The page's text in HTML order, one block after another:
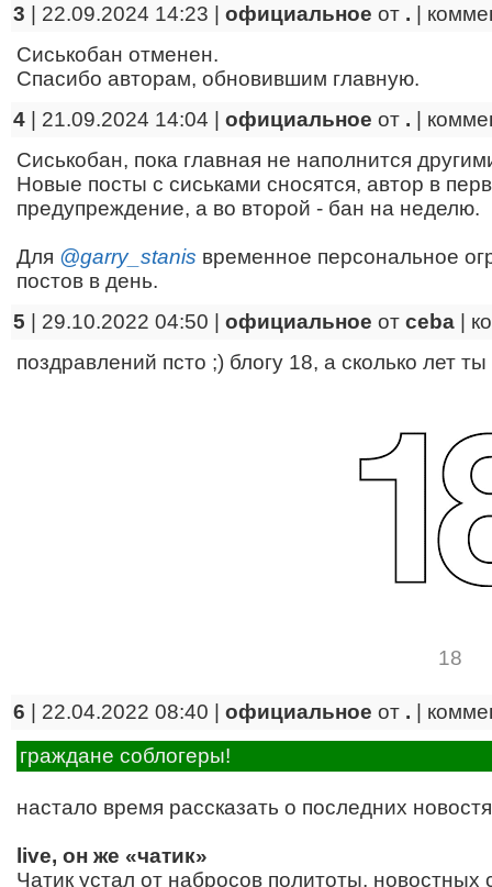
3 | 22.09.2024 14:23 | официальное от .
Сиськобан отменен.
Спасибо авторам, обновившим главную.
4 | 21.09.2024 14:04 | официальное от .
Сиськобан, пока главная не наполнится
Новые посты с сиськами сносятся, автор в
предупреждение, а во второй - бан на неделю.
Для @garry_stanis временное персональное
постов в день.
5 | 29.10.2022 04:50 | официальное от ceba
поздравлений псто ;) блогу 18, а сколько лет ты
18
6 | 22.04.2022 08:40 | официальное от .
граждане соблогеры!
настало время рассказать о последних
live, он же «чатик»
Чатик устал от набросов политоты,